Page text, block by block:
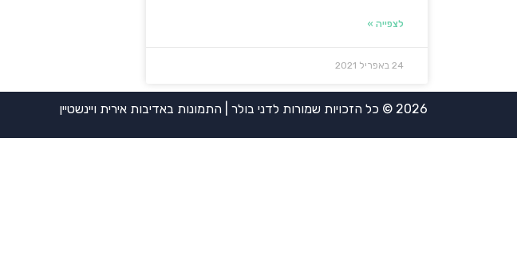
לצפייה »
24 באפריל 2021
2026 © כל הזכויות שמורות לדני בולר | התמונות באדיבות אירית ויינשטיין